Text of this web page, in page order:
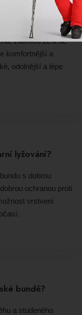
3L u
zatímco 2L a 3L
komfortnější a
odolnější a lépe
lyžování?
s dobrou
ochranou proti
vrstvení
bundě?
a studeného